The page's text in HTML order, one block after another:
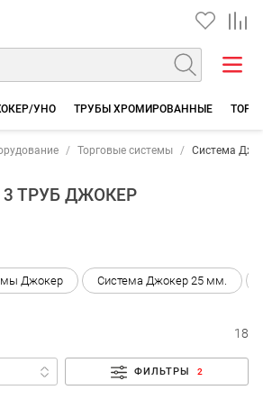
УНО ТРУБЫ ХРОМИРОВАННЫЕ
Торговые системы Система
ТРУБ ДЖОКЕР
Джокер
Система Джокер 25 мм.
18
ФИЛЬТРЫ 2